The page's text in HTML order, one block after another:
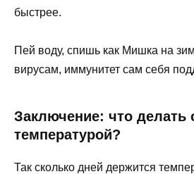
быстрее.
Пей воду, спишь как Мишка на
вирусам, иммунитет сам себя
Заключение: что делать
температурой?
Так сколько дней держится